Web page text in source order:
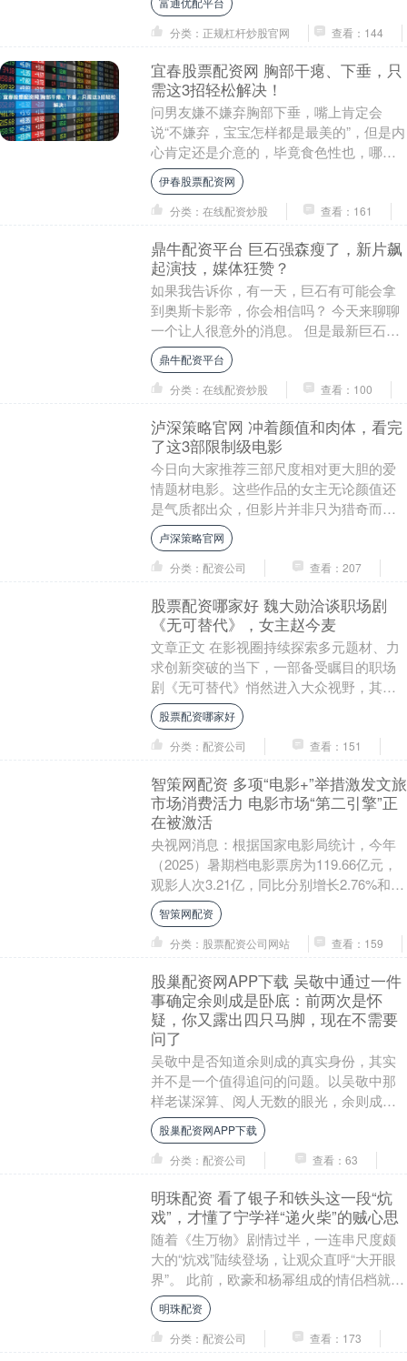
分类：正规杠杆炒股官网
查看：144
宜春股票配资网 胸部干瘪、下垂，只
需这3招轻松解决！
问男友嫌不嫌弃胸部下垂，嘴上肯定会
说“不嫌弃，宝宝怎样都是最美的”，但是内
心肯定还是介意的，毕竟食色性也，哪个
男性不希望自己的女友有个饱满坚挺的胸
部。 对于胸部....
伊春股票配资网
分类：在线配资炒股
查看：161
鼎牛配资平台 巨石强森瘦了，新片飙
起演技，媒体狂赞？
如果我告诉你，有一天，巨石有可能会拿
到奥斯卡影帝，你会相信吗？ 今天来聊聊
一个让人很意外的消息。 但是最新巨石的
一部新片则颠覆了大家的认知。巨石主演
的运动传记题....
鼎牛配资平台
分类：在线配资炒股
查看：100
泸深策略官网 冲着颜值和肉体，看完
了这3部限制级电影
今日向大家推荐三部尺度相对更大胆的爱
情题材电影。这些作品的女主无论颜值还
是气质都出众，但影片并非只为猎奇而
拍，而是在情感、欲望与人性的纠葛中寻
找深度。 一、《不....
卢深策略官网
分类：配资公司
查看：207
股票配资哪家好 魏大勋洽谈职场剧
《无可替代》，女主赵今麦
文章正文 在影视圈持续探索多元题材、力
求创新突破的当下，一部备受瞩目的职场
剧《无可替代》悄然进入大众视野，其主
演阵容的洽谈消息更是引发了广泛关注与
热议——魏大勋....
股票配资哪家好
分类：配资公司
查看：151
智策网配资 多项“电影+”举措激发文旅
市场消费活力 电影市场“第二引擎”正
在被激活
央视网消息：根据国家电影局统计，今年
（2025）暑期档电影票房为119.66亿元，
观影人次3.21亿，同比分别增长2.76%和
12.75%。今年暑期档票房的增长....
智策网配资
分类：股票配资公司网站
查看：159
股巢配资网APP下载 吴敬中通过一件
事确定余则成是卧底：前两次是怀
疑，你又露出四只马脚，现在不需要
问了
吴敬中是否知道余则成的真实身份，其实
并不是一个值得追问的问题。以吴敬中那
样老谋深算、阅人无数的眼光，余则成再
怎么巧妙伪装，也休想彻底瞒过他。正如
宋江绝无可能在正....
股巢配资网APP下载
分类：配资公司
查看：63
明珠配资 看了银子和铁头这一段“炕
戏”，才懂了宁学祥“递火柴”的贼心思
随着《生万物》剧情过半，一连串尺度颇
大的“炕戏”陆续登场，让观众直呼“大开眼
界”。 此前，欧豪和杨幂组成的情侣档就已
经让不少观众觉得“违和感满满”，缺乏“CP
感....
明珠配资
分类：配资公司
查看：173